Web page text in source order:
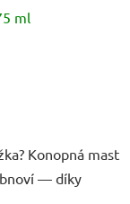
ml
Konopná mast
— díky